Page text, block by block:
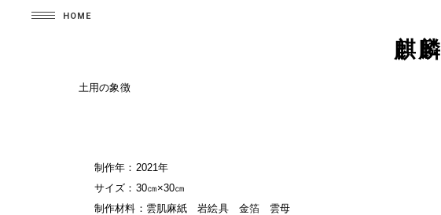
HOME
麒麟
土用の象徴
制作年：2021年
サイズ：30㎝×30㎝
制作材料：雲肌麻紙 岩絵具 金箔 雲母